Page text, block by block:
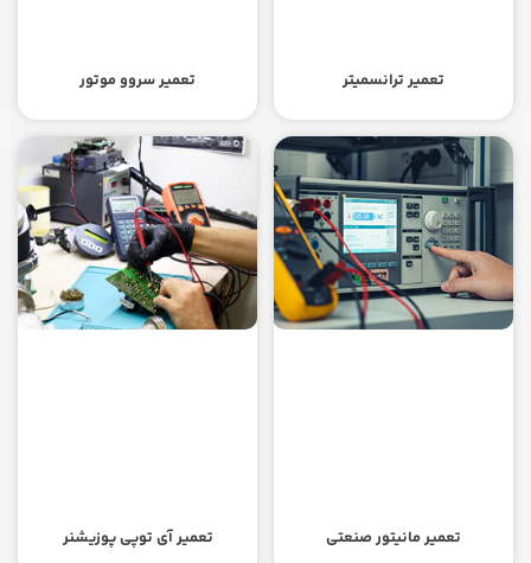
تعمیر ترانسمیتر تعمیر سروو موتور
تعمیر مانیتور صنعتی تعمیر آی توپی پوزیشنر